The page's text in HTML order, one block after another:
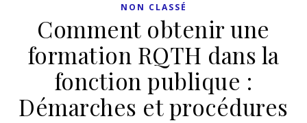
NON CLASSÉ
Comment obtenir une
formation RQTH dans la
fonction publique :
Démarches et procédures